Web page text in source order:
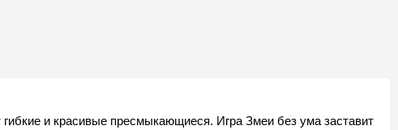
и красивые пресмыкающиеся. Игра Змеи без ума заставит